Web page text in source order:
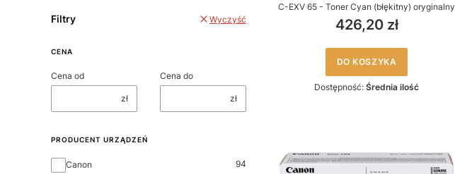
Filtry Wyczyść
CENA
Cena od
zł
Cena do
zł
PRODUCENT URZĄDZEŃ
PRODUCENT URZĄDZEŃ
Canon 94
C-EXV 65 - Toner Cyan (błękitny) oryginalny
426,20 zł
DO KOSZYKA
Dostępność: Średnia ilość